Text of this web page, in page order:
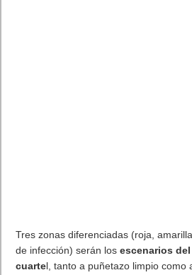
Tres zonas diferenciadas (roja,
de infección) serán los escenarios
cuartel, tanto a puñetazo limpio como